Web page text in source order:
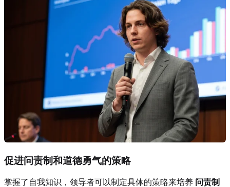
促进问责制和道德勇气的策略
掌握了自我知识，领导者可以制定具体的策略来培养 问责制